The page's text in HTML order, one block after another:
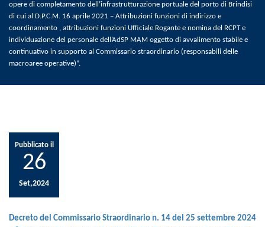
opere di completamento dell’infrastrutturazione portuale del porto di Brindisi
di cui al D.P.C.M. 16 aprile 2021 – Attribuzioni funzioni di indirizzo e
coordinamento , attribuzioni funzioni Ufficiale Rogante e nomina del RCPT e
individuazione del personale dell’AdSP MAM oggetto di avvalimento stabile e
continuativo in supporto al Commissario straordinario (responsabili delle
macroaree operative)”.
Pubblicato il
26
Set,2024
Decreto del Commissario Straordinario n. 14 del 25 settembre 2024